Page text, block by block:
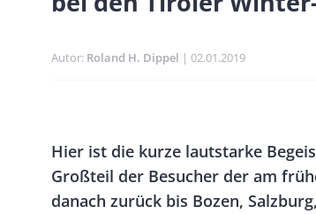
Size
Autor Roland H. Dippel Publikationsdatum
02.01.2019
Rectangle
Left
Body
Hier ist die kurze lautstarke
Großteil der Besucher der am
danach zurück bis Bozen,